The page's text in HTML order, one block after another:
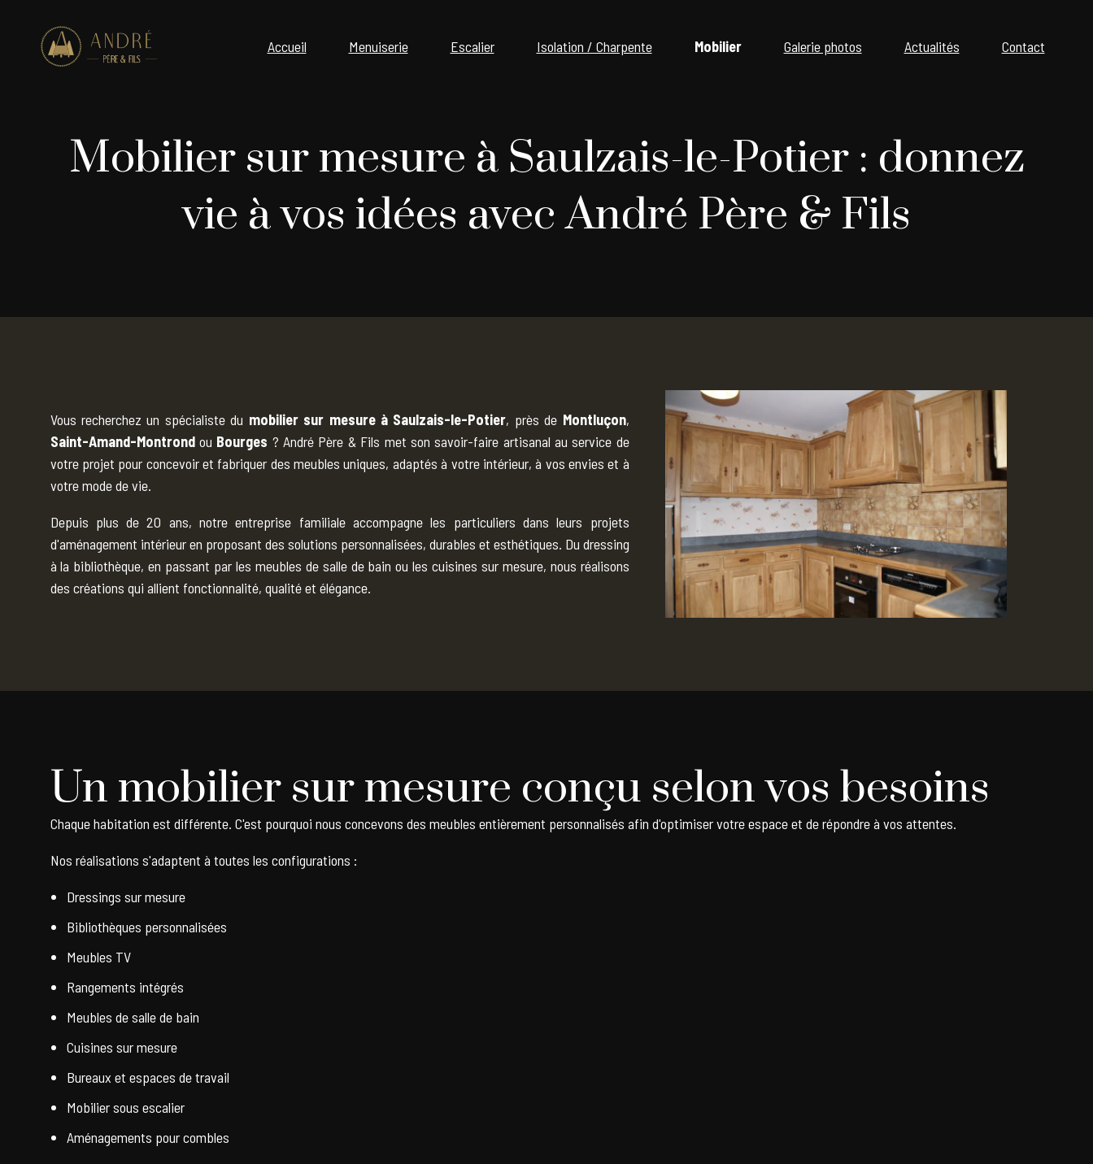
Accueil Menuiserie Escalier Isolation / Charpente Mobilier Galerie photos Actualités Contact
Mobilier sur mesure à Saulzais-le-Potier : donnez
vie à vos idées avec André Père & Fils
Vous recherchez un spécialiste du mobilier sur mesure à Saulzais-le-Potier, près de Montluçon,
Saint-Amand-Montrondou Bourges ? André Père & Fils met son savoir-faire artisanal au service de
votre projet pour concevoir et fabriquer des meubles uniques, adaptés à votre intérieur, à vos envies et à
votre mode de vie.
Depuis plus de 20 ans, notre entreprise familiale accompagne les particuliers dans leurs projets
d'aménagement intérieur en proposant des solutions personnalisées, durables et esthétiques. Du dressing
à la bibliothèque, en passant par les meubles de salle de bain ou les cuisines sur mesure, nous réalisons
des créations qui allient fonctionnalité, qualité et élégance.
Un mobilier sur mesure conçu selon vos besoins
Chaque habitation est différente. C'est pourquoi nous concevons des meubles entièrement personnalisés afin d'optimiser votre espace et de répondre à vos attentes.
Nos réalisations s'adaptent à toutes les configurations :
Dressings sur mesure
Bibliothèques personnalisées
Meubles TV
Rangements intégrés
Meubles de salle de bain
Cuisines sur mesure
Bureaux et espaces de travail
Mobilier sous escalier
Aménagements pour combles